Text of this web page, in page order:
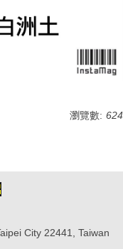
瀏覽數: 624
City 22441, Taiwan